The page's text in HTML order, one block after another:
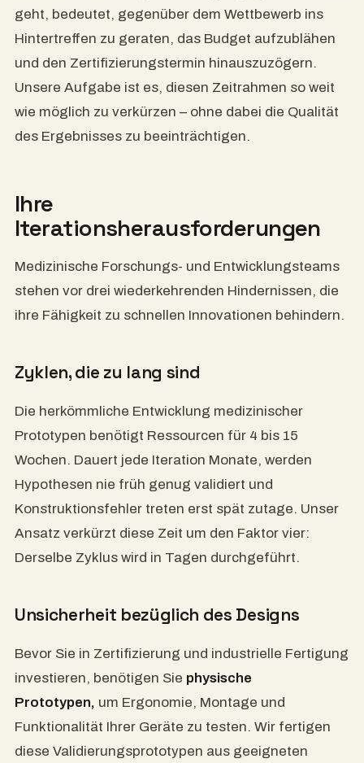
geht, bedeutet, gegenüber dem Wettbewerb ins
Hintertreffen zu geraten, das Budget aufzublähen
und den Zertifizierungstermin hinauszuzögern.
Unsere Aufgabe ist es, diesen Zeitrahmen so weit
wie möglich zu verkürzen – ohne dabei die Qualität
des Ergebnisses zu beeinträchtigen.
Ihre
Iterationsherausforderungen
Medizinische Forschungs- und Entwicklungsteams
stehen vor drei wiederkehrenden Hindernissen, die
ihre Fähigkeit zu schnellen Innovationen behindern.
Zyklen, die zu lang sind
Die herkömmliche Entwicklung medizinischer
Prototypen benötigt Ressourcen für 4 bis 15
Wochen. Dauert jede Iteration Monate, werden
Hypothesen nie früh genug validiert und
Konstruktionsfehler treten erst spät zutage. Unser
Ansatz verkürzt diese Zeit um den Faktor vier:
Derselbe Zyklus wird in Tagen durchgeführt.
Unsicherheit bezüglich des Designs
Bevor Sie in Zertifizierung und industrielle Fertigung
investieren, benötigen Sie physische
Prototypen, um Ergonomie, Montage und
Funktionalität Ihrer Geräte zu testen. Wir fertigen
diese Validierungsprototypen aus geeigneten